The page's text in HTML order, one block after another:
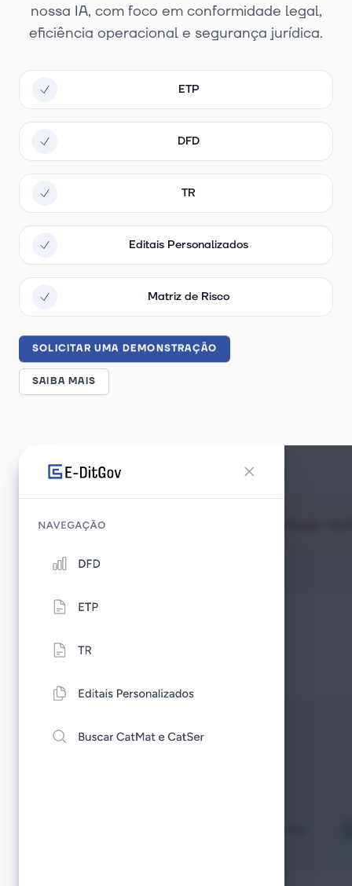
nossa IA, com foco em conformidade legal,
eficiência operacional e segurança jurídica.
ETP
DFD
TR
Editais Personalizados
Matriz de Risco
SOLICITAR UMA DEMONSTRAÇÃO
SAIBA MAIS